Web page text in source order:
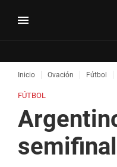
Inicio Ovación Fútbol
FÚTBOL